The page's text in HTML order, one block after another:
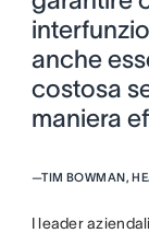
anche
costosa
maniera
—TIM BOWMAN,
I leader